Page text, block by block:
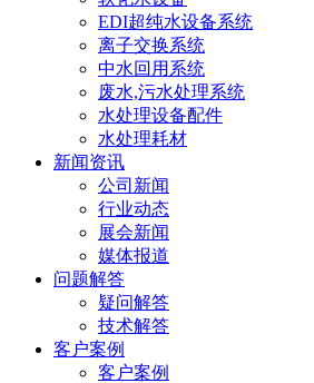
EDI超纯水设备系统
离子交换系统
中水回用系统
废水,污水处理系统
水处理设备配件
水处理耗材
新闻资讯
公司新闻
行业动态
展会新闻
媒体报道
问题解答
疑问解答
技术解答
客户案例
客户案例